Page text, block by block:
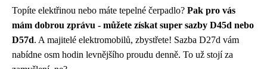
Topíte elektřinou nebo máte tepelné čerpadlo? Pak pro vás
mám dobrou zprávu - můžete získat super sazby D45d nebo
D57d. A majitelé elektromobilů, zbystřete! Sazba D27d vám
nabídne osm hodin levnějšího proudu denně. To už stojí za